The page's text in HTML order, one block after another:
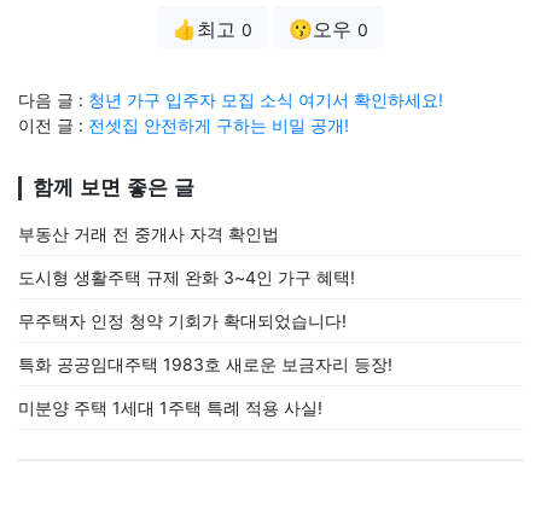
👍최고 0 😗오우 0
다음 글 : 청년 가구 입주자 모집 소식 여기서 확인하세요!
이전 글 : 전셋집 안전하게 구하는 비밀 공개!
함께 보면 좋은 글
부동산 거래 전 중개사 자격 확인법
도시형 생활주택 규제 완화 3~4인 가구 혜택!
무주택자 인정 청약 기회가 확대되었습니다!
특화 공공임대주택 1983호 새로운 보금자리 등장!
미분양 주택 1세대 1주택 특례 적용 사실!